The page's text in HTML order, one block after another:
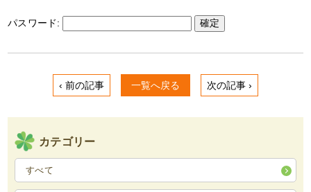
パスワード:
‹ 前の記事 一覧へ戻る 次の記事 ›
カテゴリー
すべて